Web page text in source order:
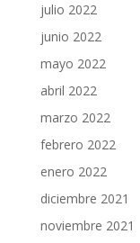
julio 2022
junio 2022
mayo 2022
abril 2022
marzo 2022
febrero 2022
enero 2022
diciembre 2021
noviembre 2021